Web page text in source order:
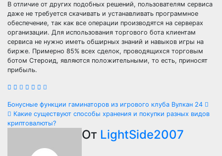
В отличие от других подобных решений, пользователям сервиса
даже не требуется скачивать и устанавливать программное
обеспечение, так как все операции производятся на серверах
организации. Для использования торгового бота клиентам
сервиса не нужно иметь обширных знаний и навыков игры на
бирже. Примерно 85% всех сделок, проводящихся торговым
ботом Стероид, являются положительными, то есть, приносят
прибыль.
Навигация
по
записям
Бонусные функции гаминаторов из игрового клуба Вулкан 24
Какие существуют способы хранения и покупки разных видов
криптовалюты?
От LightSide2007